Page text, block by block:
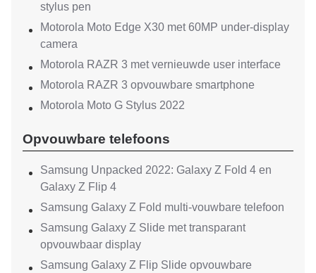
stylus pen
Motorola Moto Edge X30 met 60MP under-display
camera
Motorola RAZR 3 met vernieuwde user interface
Motorola RAZR 3 opvouwbare smartphone
Motorola Moto G Stylus 2022
Opvouwbare telefoons
Samsung Unpacked 2022: Galaxy Z Fold 4 en
Galaxy Z Flip 4
Samsung Galaxy Z Fold multi-vouwbare telefoon
Samsung Galaxy Z Slide met transparant
opvouwbaar display
Samsung Galaxy Z Flip Slide opvouwbare